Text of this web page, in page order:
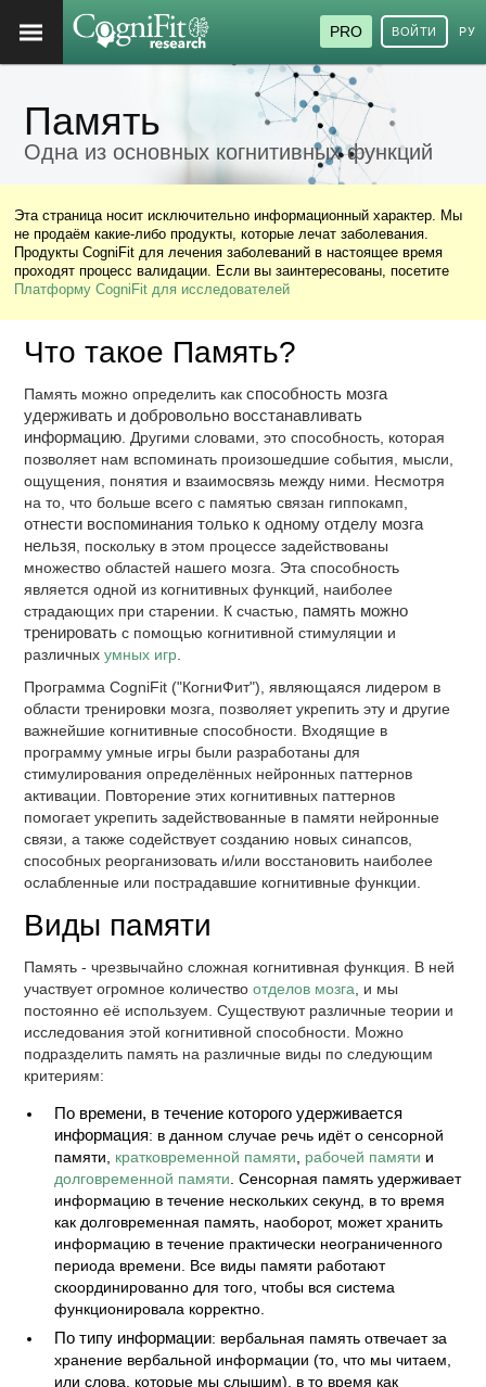
PRO ВОЙТИ
Память
Одна из основных когнитивных функций
Эта страница носит исключительно информационный характер. Мы
не продаём какие-либо продукты, которые лечат заболевания.
Продукты CogniFit для лечения заболеваний в настоящее время
проходят процесс валидации. Если вы заинтересованы, посетите
Платформу CogniFit для исследователей
Что такое Память?
Память можно определить какспособность мозга
удерживать и добровольно восстанавливать
информацию . Другими словами, это способность, которая
позволяет нам вспоминать произошедшие события, мысли,
ощущения, понятия и взаимосвязь между ними. Несмотря
на то, что больше всего с памятью связан гиппокамп,
отнести воспоминания только к одному отделу мозга
нельзя , поскольку в этом процессе задействованы
множество областей нашего мозга. Эта способность
является одной из когнитивных функций, наиболее
страдающих при старении. К счастью, память можно
тренировать с помощью когнитивной стимуляции и
различныхумных игр
Программа CogniFit ("КогниФит"), являющаяся лидером в
области тренировки мозга, позволяет укрепить эту и другие
важнейшие когнитивные способности. Входящие в
программу умные игры были разработаны для
стимулирования определённых нейронных паттернов
активации. Повторение этих когнитивных паттернов
помогает укрепить задействованные в памяти нейронные
связи, а также содействует созданию новых синапсов,
способных реорганизовать и/или восстановить наиболее
ослабленные или пострадавшие когнитивные функции.
Виды памяти
Память - чрезвычайно сложная когнитивная функция. В ней
участвует огромное количествоотделов мозга , и мы
постоянно её используем. Существуют различные теории и
исследования этой когнитивной способности. Можно
подразделить память на различные виды по следующим
критериям:
По времени, в течение которого удерживается
информация: в данном случае речь идёт о сенсорной
памяти, кратковременной памяти рабочей памяти и
долговременной памяти . Сенсорная память удерживает
информацию в течение нескольких секунд, в то время
как долговременная память, наоборот, может хранить
информацию в течение практически неограниченного
периода времени. Все виды памяти работают
скоординированно для того, чтобы вся система
функционировала корректно.
По типу информации: вербальная память отвечает за
хранение вербальной информации (то, что мы читаем,
или слова, которые мы слышим), в то время как